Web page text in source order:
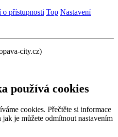
o přístupnosti Top Nastavení
city.cz)
používá cookies
cookies. Přečtěte si informace
je můžete odmítnout nastavením